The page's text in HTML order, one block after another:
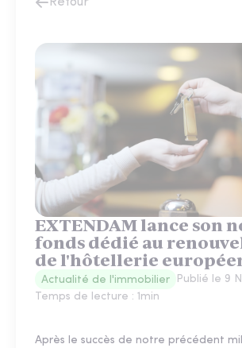
EXTENDAM lance son
fonds dédié au
de l'hôtellerie
Actualité de l'immobilier Publié le 9
Temps de lecture : 1min
Après le succès de notre précédent